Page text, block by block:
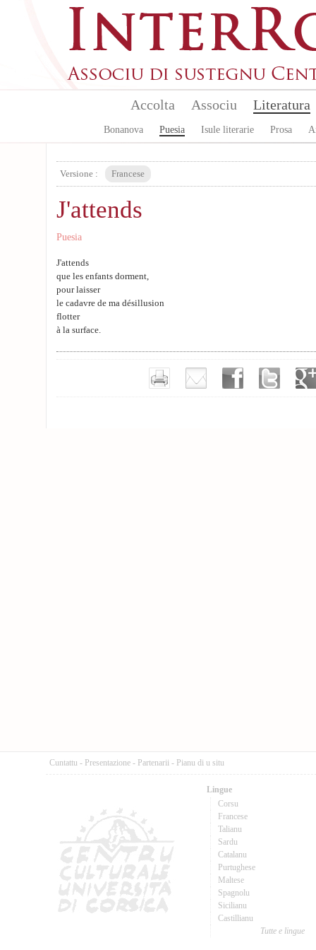
Accolta Associu Literatura
Bonanova Puesia Isule literarie Prosa
Versione : Francese
J'attends
Puesia
J'attends
que les enfants dorment,
pour laisser
le cadavre de ma désillusion
flotter
à la surface.
Cuntattu - Presentazione - Partenarii - Pianu di u situ
Lingue
Corsu
Francese
Talianu
Sardu
Catalanu
Purtughese
Maltese
Spagnolu
Sicilianu
Castillianu
Tutte e lingue